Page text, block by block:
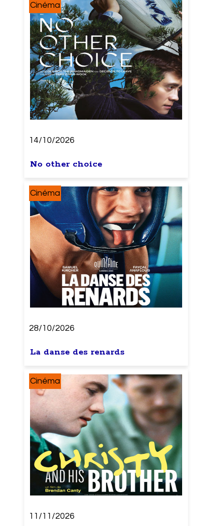
Cinéma
14/10/2026
No other choice
Cinéma
28/10/2026
La danse des renards
Cinéma
11/11/2026